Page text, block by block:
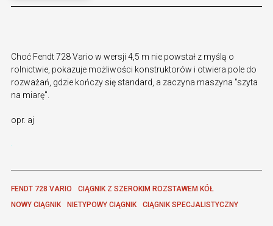
Choć Fendt 728 Vario w wersji 4,5 m nie powstał z myślą o
rolnictwie, pokazuje możliwości konstruktorów i otwiera pole do
rozważań, gdzie kończy się standard, a zaczyna maszyna "szyta
na miarę".
opr. aj
FENDT 728 VARIO
CIĄGNIK Z SZEROKIM ROZSTAWEM KÓŁ
NOWY CIĄGNIK
NIETYPOWY CIĄGNIK CIĄGNIK SPECJALISTYCZNY